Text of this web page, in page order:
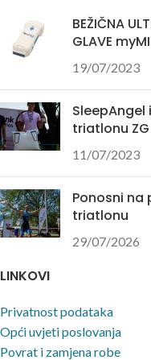
BEŽIČNA
GLAVE
19/07/2023
triatlonu ZG
11/07/2023
Ponosni na
triatlonu
29/07/2026
LINKOVI
Privatnost podataka
Opći uvjeti poslovanja
Povrat i zamjena robe